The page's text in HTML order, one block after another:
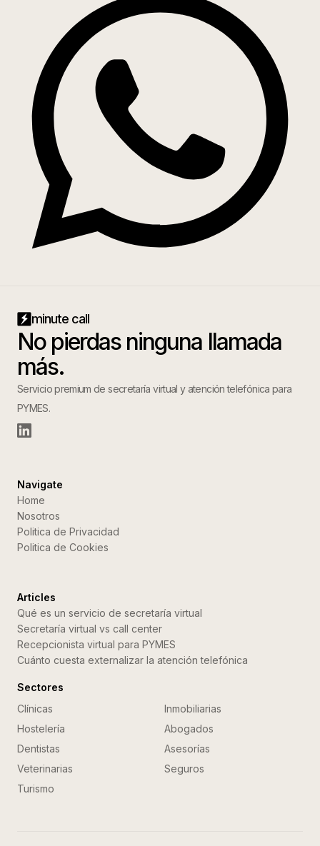
minute call
No pierdas ninguna llamada
más.
Servicio premium de secretaría virtual y atención telefónica para
PYMES.
Navigate
Home
Nosotros
Politica de Privacidad
Politica de Cookies
Articles
Qué es un servicio de secretaría virtual
Secretaría virtual vs call center
Recepcionista virtual para PYMES
Cuánto cuesta externalizar la atención telefónica
Sectores
Clínicas
Inmobiliarias
Hostelería
Abogados
Dentistas
Asesorías
Veterinarias
Seguros
Turismo